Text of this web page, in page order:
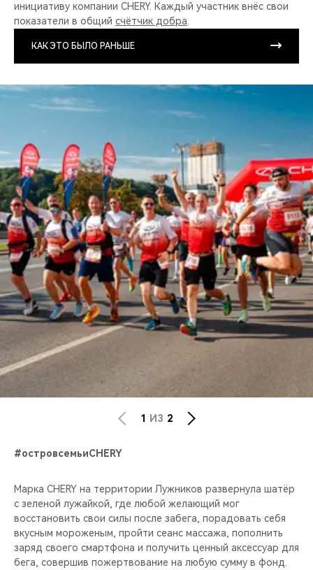
инициативу компании CHERY. Каждый участник внёс свои
показатели в общий счётчик добра
КАК ЭТО БЫЛО РАНЬШЕ
1 ИЗ 2
#островсемьиCHERY
Марка CHERY на территории Лужников развернула шатёр
с зеленой лужайкой, где любой желающий мог
восстановить свои силы после забега, порадовать себя
вкусным мороженым, пройти сеанс массажа, пополнить
заряд своего смартфона и получить ценный аксессуар для
бега, совершив пожертвование на любую сумму в фонд.